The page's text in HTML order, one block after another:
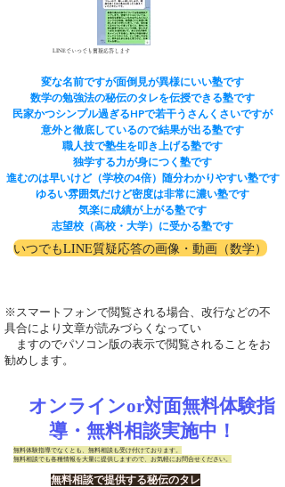
LINEでいつでも質疑応答します
変な名前ですが面倒見が異様にいい塾です
​数学の勉強法の秘伝のタレを伝授できる塾です
民家かつシンプル過ぎるHPで若干うさんくさいですが
​意外と徹底しているので結果が出る塾です
​職人技で塾生を叩き上げる塾です
​独学する力が身につく塾です
進むのは早いけど（学校の4倍）随分わかりやすい塾です
ゆるい雰囲気だけど密度は非常に濃い塾です
気楽に成績が上がる塾です
志望校（高校・大学）に受かる塾です
いつでもLINE質疑応答の画像・動画（数学）
※スマートフォンで閲覧される場合、改行などの不
具合により文章が読みづらくなってい
ますのでパソコン版の表示で閲覧されることをお
勧めします。
オンラインor対面無料体験指
導・無料相談実施中！
無料体験指導でなくとも、無料相談も受け付けております。
無料相談でも各種情報を大量に提供しますので、お気軽にお問合せください。
無料相談で提供する秘伝のタレ